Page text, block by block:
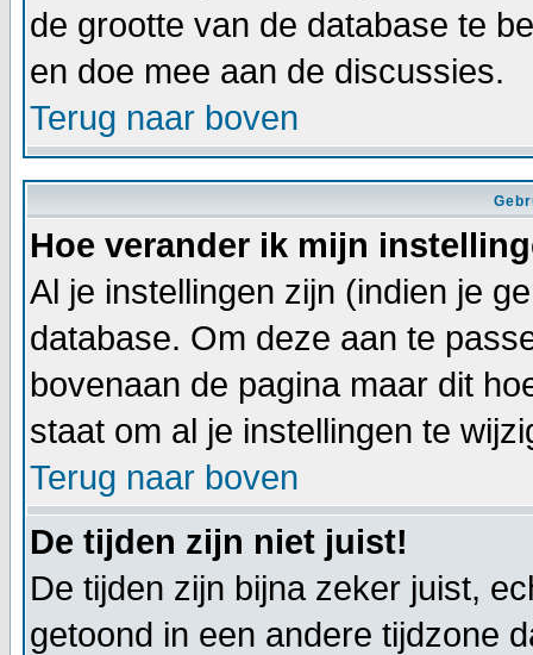
de grootte van de database te
en doe mee aan de discussies.
Terug naar boven
Hoe verander ik mijn
Al je instellingen zijn (indien je
database. Om deze aan te
bovenaan de pagina maar dit
staat om al je instellingen te
Terug naar boven
De tijden zijn niet juist!
De tijden zijn bijna zeker juist,
getoond in een andere tijdzone